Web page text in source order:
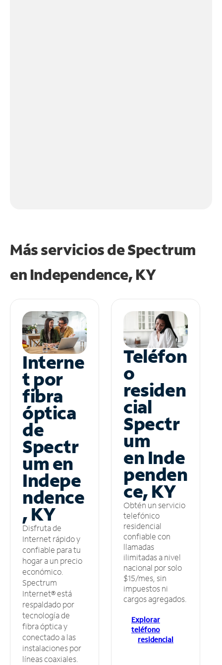
Más servicios de Spectrum
en Independence, KY
Interne
t por
fibra
óptica
de
Spectr
um en
Indepe
ndence
, KY
Disfruta de
Internet rápido y
confiable para tu
hogar a un precio
económico.
Spectrum
Internet® está
respaldado por
tecnología de
fibra óptica y
conectado a las
instalaciones por
líneas coaxiales.
Teléfon
o
residen
cial
Spectr
um
en Inde
penden
ce, KY
Obtén un servicio
telefónico
residencial
confiable con
llamadas
ilimitadas a nivel
nacional por solo
$15/mes, sin
impuestos ni
cargos agregados.
Explorar
teléfono
residencial